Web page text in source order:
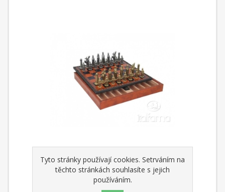
Šachový set č.050 (Středověk)
Tyto stránky používají cookies. Setrváním na
těchto stránkách souhlasíte s jejich
používáním.